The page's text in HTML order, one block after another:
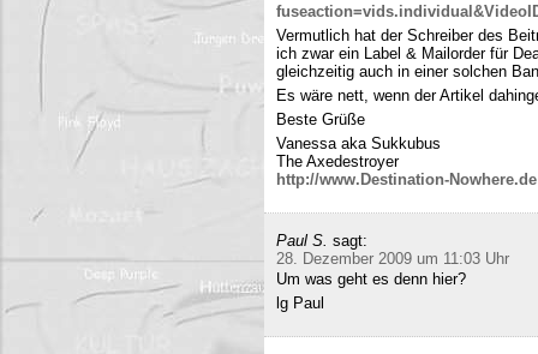
Vermutlich hat der Schreiber des
ich zwar ein Label & Mailorder für
gleichzeitig auch in einer solchen
Es wäre nett, wenn der Artikel
Beste Grüße
Vanessa aka Sukkubus
The Axedestroyer
http://www.Destination-Nowhere.de
Paul S. sagt:
28. Dezember 2009 um 11:03 Uhr
Um was geht es denn hier?
lg Paul